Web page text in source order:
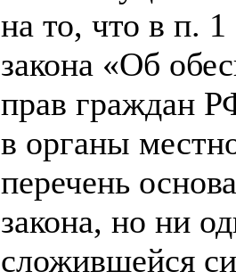
на то, что в п.
закона «Об
прав граждан
в органы
перечень
закона, но ни
сложившейся